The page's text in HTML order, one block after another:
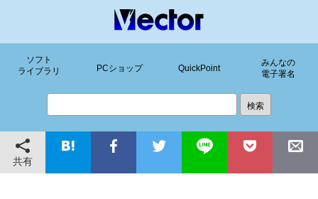
ソフト
ライブラリ
PCショップ QuickPoint
みんなの
電子署名
共有